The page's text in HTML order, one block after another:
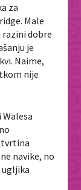
za
Male
dobre
je
Naime,
nije
navike, no
ugljika